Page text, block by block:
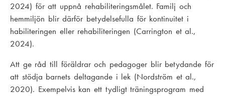
2024) för att uppnå rehabiliteringsmålet. Familj och
hemmiljön blir därför betydelsefulla för kontinuitet i
habiliteringen eller rehabiliteringen (Carrington et al.,
2024).
Att ge råd till föräldrar och pedagoger blir betydande för
att stödja barnets deltagande i lek (Nordström et al.,
2020). Exempelvis kan ett tydligt träningsprogram med